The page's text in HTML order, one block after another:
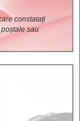
constatați
sau